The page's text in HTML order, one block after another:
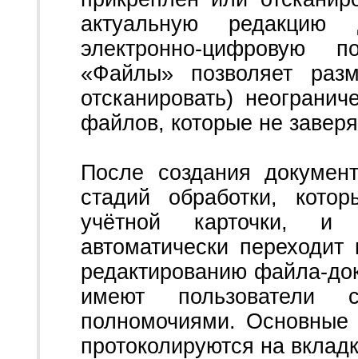
актуальную редакцию
электронно-цифровую
«Файлы» позволяет
отсканировать)
файлов, которые не
После создания
стадий обработки,
учётной карточки, и
автоматически
редактированию файла-
имеют пользователи
полномочиями. Основные
протоколируются на